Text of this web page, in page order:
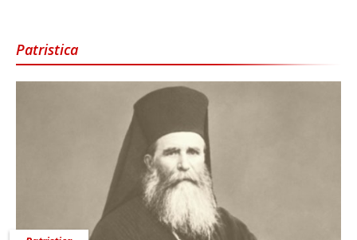
Patristica